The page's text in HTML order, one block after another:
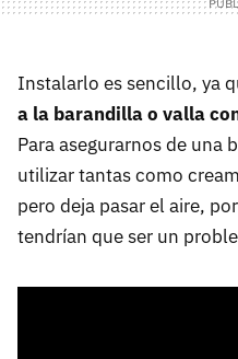
Instalarlo es sencillo, ya
a la barandilla o valla
Para asegurarnos de una
utilizar tantas como
pero deja pasar el aire,
tendrían que ser un